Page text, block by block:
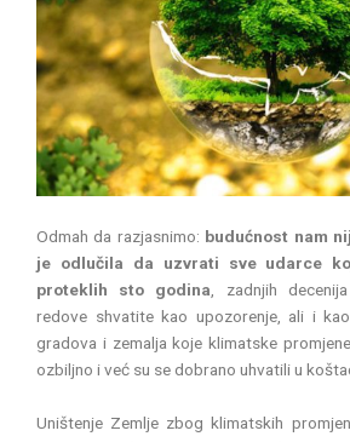
Odmah da razjasnimo: budućnost nam
je odlučila da uzvrati sve udarce
proteklih sto godina , zadnjih
redove shvatite kao upozorenje, ali i
gradova i zemalja koje klimatske
ozbiljno i već su se dobrano uhvatili u
Uništenje Zemlje zbog klimatskih